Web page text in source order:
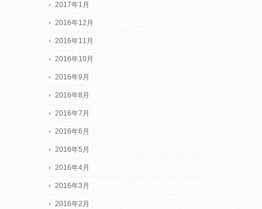
2017年1月
2016年12月
2016年11月
2016年10月
2016年9月
2016年8月
2016年7月
2016年6月
2016年5月
2016年4月
2016年3月
2016年2月